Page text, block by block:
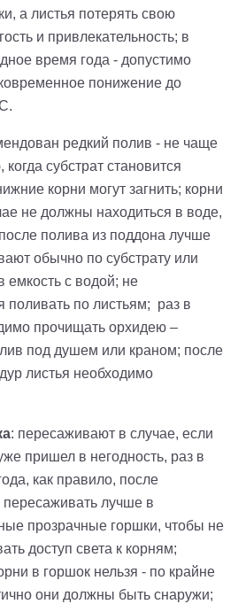
а листья потерять свою
и привлекательность; в
время года - допустимо
понижение до
редкий полив - не чаще
субстрат становится
корни могут загнить; корни
не должны находиться в воде,
полива из поддона лучше
обычно по субстрату или
емкость с водой; не
поливать по листьям; раз в
прочищать орхидею –
под душем или краном; после
листья необходимо
: пересаживают в случае, если
пришел в негодность, раз в
как правило, после
пересаживать лучше в
прозрачные горшки, чтобы не
доступ света к корням;
в горшок нельзя - по крайне
они должны быть снаружи;